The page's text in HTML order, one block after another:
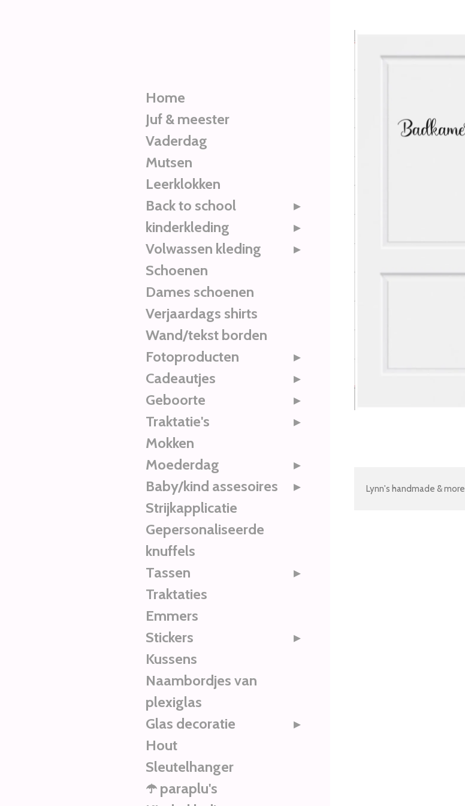
Lynn's handmade & more
Home
Juf & meester
Vaderdag
Mutsen
Leerklokken
Back to school
kinderkleding
Volwassen kleding
Schoenen
Dames schoenen
Verjaardags shirts
Wand/tekst borden
Fotoproducten
Cadeautjes
Geboorte
Traktatie's
Mokken
Moederdag
Baby/kind assesoires
Strijkapplicatie
Gepersonaliseerde
knuffels
Tassen
Traktaties
Emmers
Stickers
Kussens
Naambordjes van
plexiglas
Glas decoratie
Hout
Sleutelhanger
☂️ paraplu's